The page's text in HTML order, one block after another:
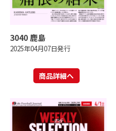
3040 鹿島
2025年04月07日発行
商品詳細へ